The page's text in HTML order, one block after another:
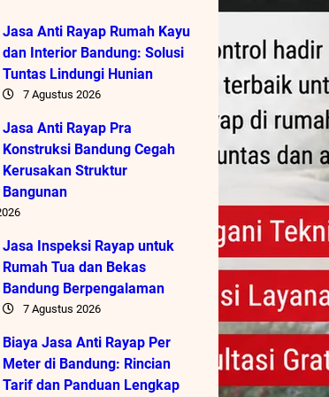
Jasa Anti Rayap Rumah Kayu
dan Interior Bandung: Solusi
Tuntas Lindungi Hunian
7 Agustus 2026
Jasa Anti Rayap Pra
Konstruksi Bandung Cegah
Kerusakan Struktur
Bangunan
Jasa Inspeksi Rayap untuk
Rumah Tua dan Bekas
Bandung Berpengalaman
7 Agustus 2026
Biaya Jasa Anti Rayap Per
Meter di Bandung: Rincian
Tarif dan Panduan Lengkap